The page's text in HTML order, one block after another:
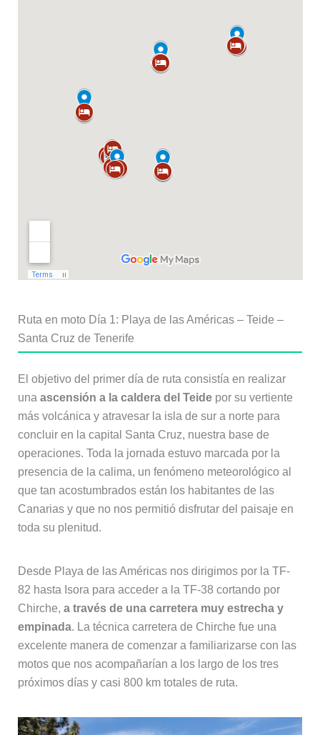
Ruta en moto Día 1: Playa de las Américas – Teide –
Santa Cruz de Tenerife
El objetivo del primer día de ruta consistía en realizar
una ascensión a la caldera del Teidepor su vertiente
más volcánica y atravesar la isla de sur a norte para
concluir en la capital Santa Cruz, nuestra base de
operaciones. Toda la jornada estuvo marcada por la
presencia de la calima, un fenómeno meteorológico al
que tan acostumbrados están los habitantes de las
Canarias y que no nos permitió disfrutar del paisaje en
toda su plenitud.
Desde Playa de las Américas nos dirigimos por la TF-
82 hasta Isora para acceder a la TF-38 cortando por
Chirche, a través de una carretera muy estrecha y
empinada. La técnica carretera de Chirche fue una
excelente manera de comenzar a familiarizarse con las
motos que nos acompañarían a los largo de los tres
próximos días y casi 800 km totales de ruta.